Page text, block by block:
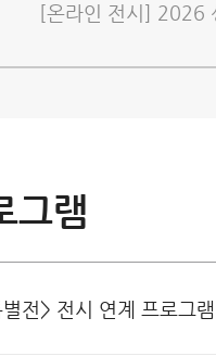
그램
전> 전시 연계 프로그램..